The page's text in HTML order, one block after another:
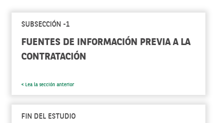
SUBSECCIÓN -1
FUENTES DE INFORMACIÓN PREVIA A LA
CONTRATACIÓN
< Lea la sección anterior
FIN DEL ESTUDIO